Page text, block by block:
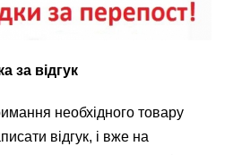
за відгук
необхідного товару
відгук, і вже на